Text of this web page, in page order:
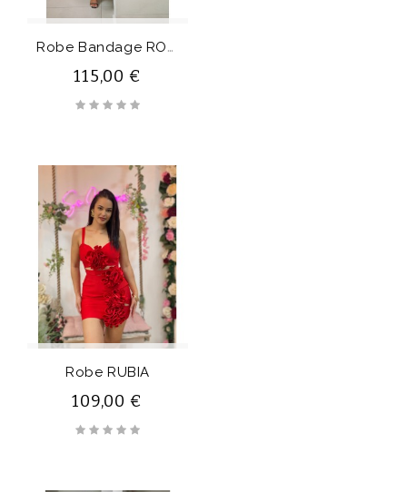
R
Obe Bandage ROSALÍA DEL...
115,00 €
Robe RUBIA
109,00 €